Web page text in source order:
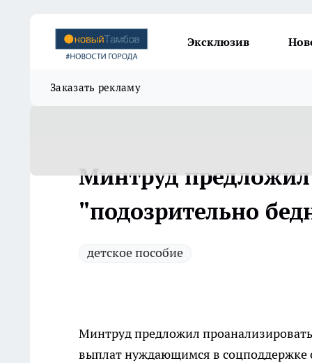
Эксклюзив
Заказать рекламу
Минтруд
"подозрительно
детское пособие
Минтруд предложил
выплат нуждающимся в соцподдержке